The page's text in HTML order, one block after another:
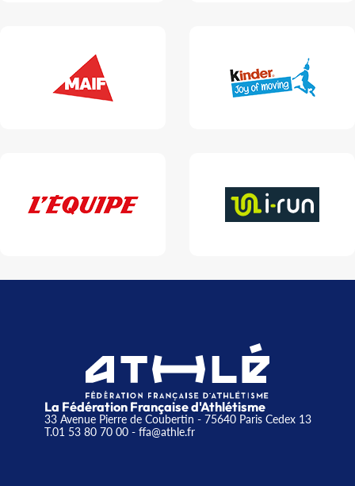
La Fédération Française d'Athlétisme
33 Avenue Pierre de Coubertin - 75640 Paris Cedex 13
T.01 53 80 70 00- ffa@athle.fr